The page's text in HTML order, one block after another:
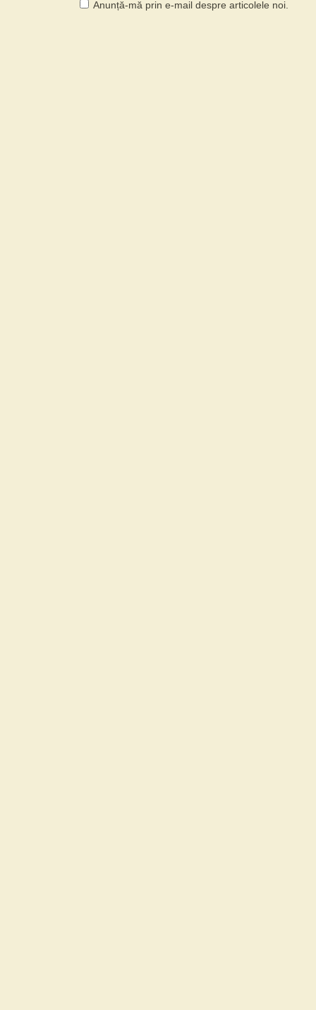
Anunță-mă prin e-mail despre articolele noi.